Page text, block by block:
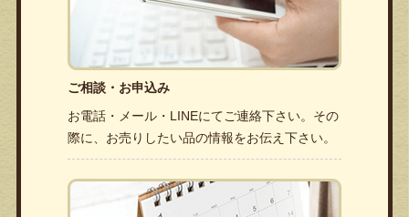
ご相談・お申込み
お電話・メール・LINEにてご連絡下さい。その
際に、お売りしたい品の情報をお伝え下さい。